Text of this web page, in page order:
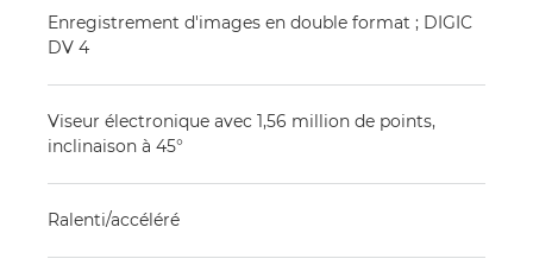
Enregistrement d'images en double format ; DIGIC
DV 4
Viseur électronique avec 1,56 million de points,
inclinaison à 45°
Ralenti/accéléré